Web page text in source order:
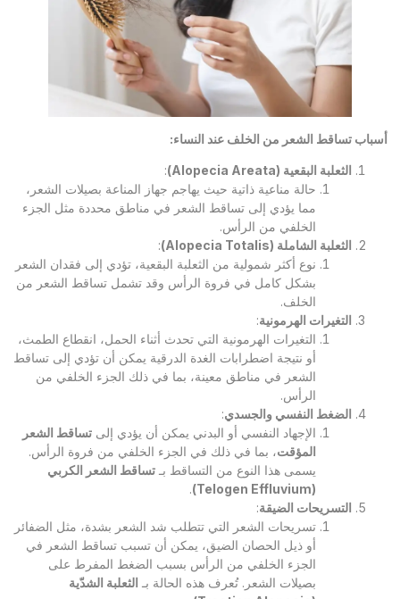
أسباب تساقط الشعر من الخلف عند النساء:
الثعلبة البقعية (Alopecia Areata)
:
حالة مناعية ذاتية حيث يهاجم جهاز المناعة بصيلات الشعر،
مما يؤدي إلى تساقط الشعر في مناطق محددة مثل الجزء
الخلفي من الرأس.
الثعلبة الشاملة (Alopecia Totalis)
:
نوع أكثر شمولية من الثعلبة البقعية، تؤدي إلى فقدان الشعر
بشكل كامل في فروة الرأس وقد تشمل تساقط الشعر من
الخلف.
التغيرات الهرمونية:
التغيرات الهرمونية التي تحدث أثناء الحمل، انقطاع الطمث،
أو نتيجة اضطرابات الغدة الدرقية يمكن أن تؤدي إلى تساقط
الشعر في مناطق معينة، بما في ذلك الجزء الخلفي من
الرأس.
الضغط النفسي والجسدي:
الإجهاد النفسي أو البدني يمكن أن يؤدي إلى تساقط الشعر
المؤقت، بما في ذلك في الجزء الخلفي من فروة الرأس.
يسمى هذا النوع من التساقط بـ تساقط الشعر الكربي
(Telogen Effluvium)
.
التسريحات الضيقة:
تسريحات الشعر التي تتطلب شد الشعر بشدة، مثل الضفائر
أو ذيل الحصان الضيق، يمكن أن تسبب تساقط الشعر في
الجزء الخلفي من الرأس بسبب الضغط المفرط على
بصيلات الشعر. تُعرف هذه الحالة بـ الثعلبة الشدّية